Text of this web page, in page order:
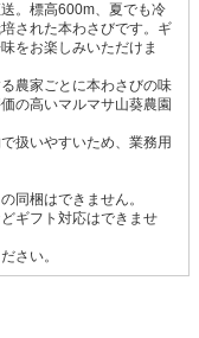
。標高600m、夏でも冷
された本わさびです。ギ
をお楽しみいただけま
農家ごとに本わさびの味
の高いマルマサ山葵農園
扱いやすいため、業務用
同梱はできません。
ギフト対応はできませ
さい。